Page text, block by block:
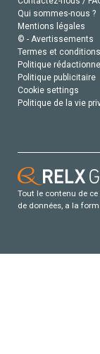
Qui sommes-nous ?
Mentions légales
© - Avertissements
Termes et
Politique
Politique publicitaire
Cookie settings
Politique de la vie
Tout le contenu de
de données, a la